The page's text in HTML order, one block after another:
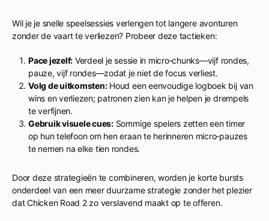
Wil je je snelle speelsessies verlengen tot langere avonturen
zonder de vaart te verliezen? Probeer deze tactieken:
Pace jezelf: Verdeel je sessie in micro‑chunks—vijf rondes,
pauze, vijf rondes—zodat je niet de focus verliest.
Volg de uitkomsten:Houd een eenvoudige logboek bij van
wins en verliezen; patronen zien kan je helpen je drempels
te verfijnen.
Gebruik visuele cues:Sommige spelers zetten een timer
op hun telefoon om hen eraan te herinneren micro‑pauzes
te nemen na elke tien rondes.
Door deze strategieën te combineren, worden je korte bursts
onderdeel van een meer duurzame strategie zonder het plezier
dat Chicken Road 2 zo verslavend maakt op te offeren.